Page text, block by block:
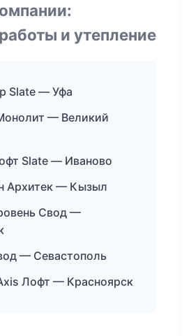
и утепление
Slate — Уфа
— Великий
Slate — Иваново
Архитек — Кызыл
Свод —
— Севастополь
Лофт — Красноярск